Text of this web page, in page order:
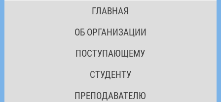
ГЛАВНАЯ
ОБ ОРГАНИЗАЦИИ
ПОСТУПАЮЩЕМУ
СТУДЕНТУ
ПРЕПОДАВАТЕЛЮ